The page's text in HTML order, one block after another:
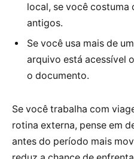
local, se você
antigos.
Se você usa mais de
arquivo está acessível
o documento.
Se você trabalha com
rotina externa, pense em
antes do período mais